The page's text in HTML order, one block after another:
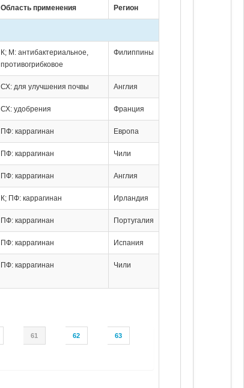
Область применения Регион
61 62 63
К; М: антибактериальное,
противогрибковое
Филиппины
СХ: для улучшения почвы Англия
СХ: удобрения Франция
ПФ: каррагинан Европа
ПФ: каррагинан Чили
ПФ: каррагинан Англия
К; ПФ: каррагинан Ирландия
ПФ: каррагинан Португалия
ПФ: каррагинан Испания
ПФ: каррагинан Чили